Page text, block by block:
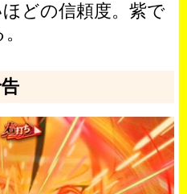
どの信頼度。紫で